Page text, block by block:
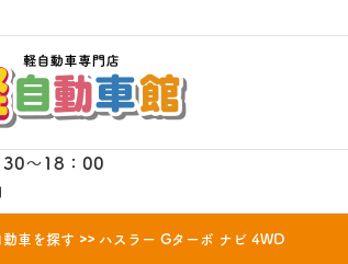
～18：00
車を探す ハスラー Gターボ ナビ 4WD